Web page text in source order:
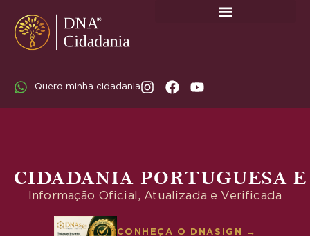
Quero minha cidadania
CIDADANIA PORTUGUESA
Informação Oficial, Atualizada e Verificada
CONHEÇA O DNASIGN →